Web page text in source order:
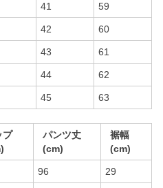
41 59
42 60
43 61
44 62
45 63
プ
パンツ丈
(cm)
裾幅
(cm)
96 29